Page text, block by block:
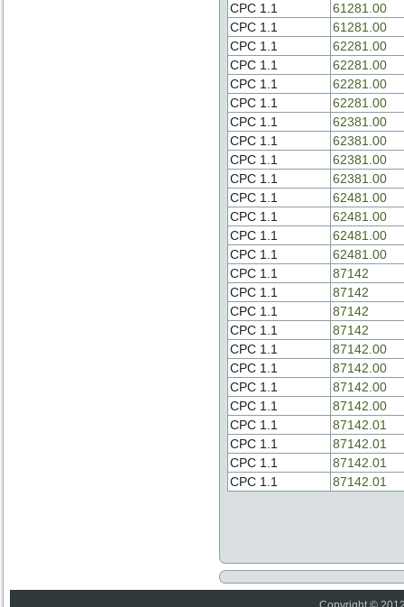
CPC 1.1
61281.00
CPC 1.1
61281.00
CPC 1.1
62281.00
CPC 1.1
62281.00
CPC 1.1
62281.00
CPC 1.1
62281.00
CPC 1.1
62381.00
CPC 1.1
62381.00
CPC 1.1
62381.00
CPC 1.1
62381.00
CPC 1.1
62481.00
CPC 1.1
62481.00
CPC 1.1
62481.00
CPC 1.1
62481.00
CPC 1.1
87142
CPC 1.1
87142
CPC 1.1
87142
CPC 1.1
87142
CPC 1.1
87142.00
CPC 1.1
87142.00
CPC 1.1
87142.00
CPC 1.1
87142.00
CPC 1.1
87142.01
CPC 1.1
87142.01
CPC 1.1
87142.01
CPC 1.1
87142.01